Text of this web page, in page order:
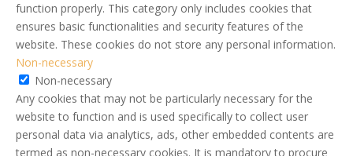
function properly. This category only includes cookies that
ensures basic functionalities and security features of the
website. These cookies do not store any personal information.
Non-necessary
Non-necessary
Any cookies that may not be particularly necessary for the
website to function and is used specifically to collect user
personal data via analytics, ads, other embedded contents are
termed as non-necessary cookies. It is mandatory to procure